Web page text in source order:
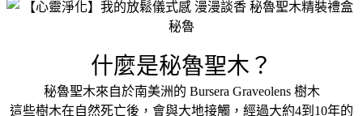
什麼是秘魯聖木？
秘魯聖木來自於南美洲的 Bursera Graveolens 樹木
這些樹木在自然死亡後，會與大地接觸，經過大約4到10年的